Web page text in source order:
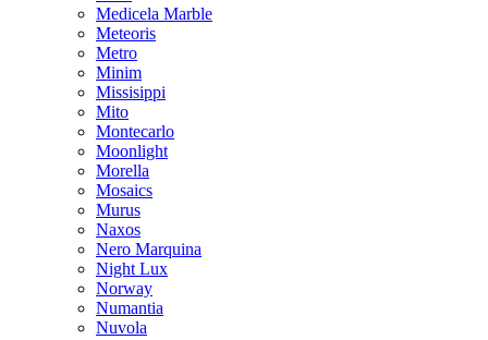
Medicela Marble
Meteoris
Metro
Minim
Missisippi
Mito
Montecarlo
Moonlight
Morella
Mosaics
Murus
Naxos
Nero Marquina
Night Lux
Norway
Numantia
Nuvola